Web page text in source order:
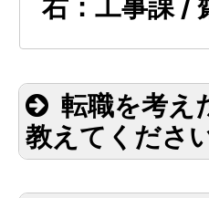
右：工事課 /
転職を考え
教えてくださ